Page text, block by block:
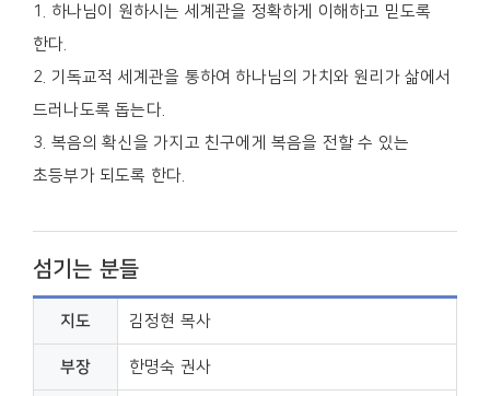
1. 하나님이 원하시는 세계관을 정확하게 이해하고 믿도록
한다.
2. 기독교적 세계관을 통하여 하나님의 가치와 원리가 삶에서
드러나도록 돕는다.
3. 복음의 확신을 가지고 친구에게 복음을 전할 수 있는
초등부가 되도록 한다.
섬기는 분들
지도 김정현 목사
부장 한명숙 권사